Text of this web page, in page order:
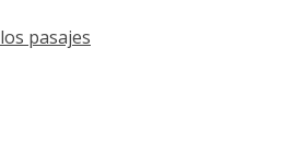
pasajes